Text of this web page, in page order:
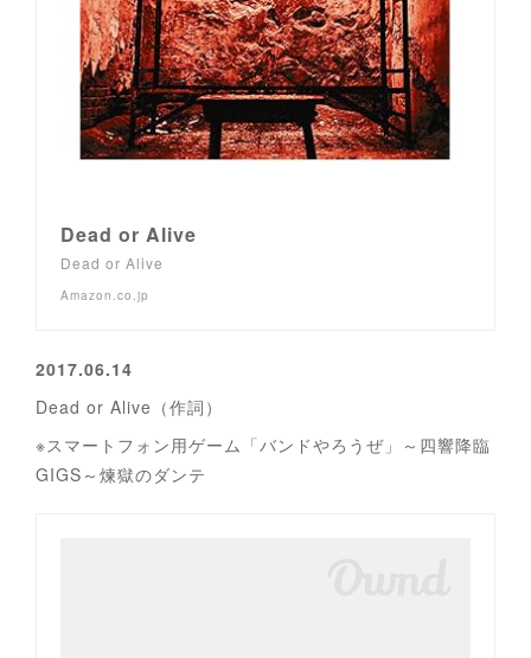
Dead or Alive
Dead or Alive
Amazon.co.jp
2017.06.14
Dead or Alive（作詞）
※スマートフォン用ゲーム「バンドやろうぜ」～四響降臨
GIGS～煉獄のダンテ